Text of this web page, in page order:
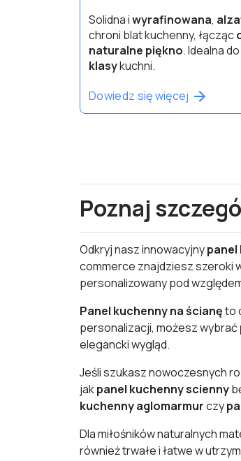
Solidna iwyrafinowana,
chroni blat kuchenny, łącząc
naturalne piękno. Idealna do
klasykuchni.
Dowiedz się więcej
Poznaj
Odkryj nasz innowacyjnypanel
commerce znajdziesz szeroki
personalizowany pod
Panel kuchenny na ścianęto
personalizacji, możesz wybrać
elegancki wygląd.
Jeśli szukasz nowoczesnych
jakpanel kuchenny scienny
kuchenny aglomarmurczy
Dla miłośników naturalnych
również trwałe i łatwe w